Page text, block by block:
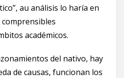
au análisis lo haría en
académicos.
del nativo, hay
de causas, funcionan los